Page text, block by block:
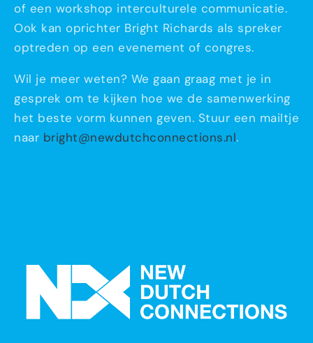
of een workshop interculturele communicatie.
Ook kan oprichter Bright Richards als spreker
optreden op een evenement of congres.
Wil je meer weten? We gaan graag met je in
gesprek om te kijken hoe we de samenwerking
het beste vorm kunnen geven. Stuur een mailtje
naar bright@newdutchconnections.nl.